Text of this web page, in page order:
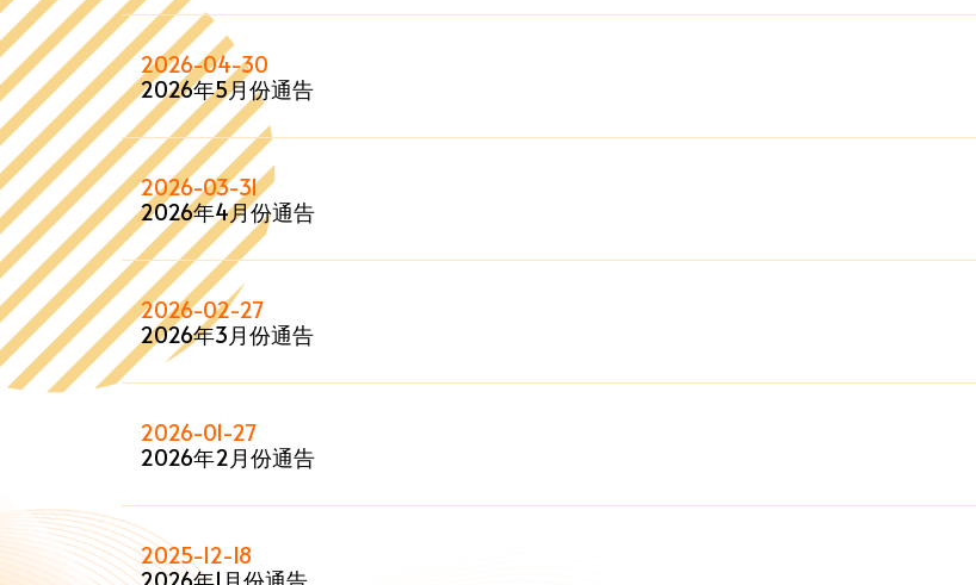
2026-04-30
2026年5月份通告
2026-03-31
2026年4月份通告
2026-02-27
2026年3月份通告
2026-01-27
2026年2月份通告
2025-12-18